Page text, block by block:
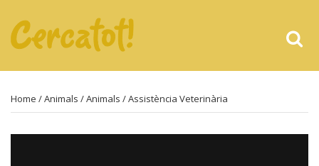
Home /Animals /Animals / Assistència Veterinària